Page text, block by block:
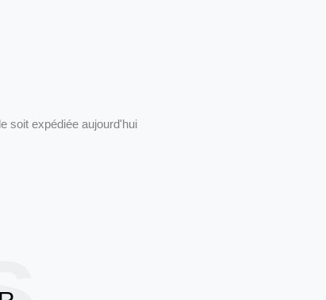
soit expédiée aujourd'hui